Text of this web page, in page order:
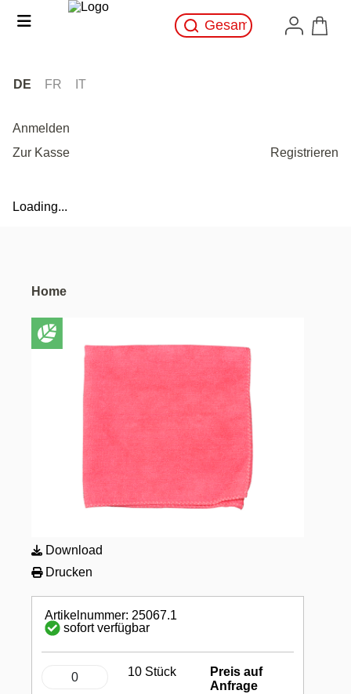
DE FR IT
Anmelden
Zur Kasse
Registrieren
Loading...
Home
Download
Drucken
Artikelnummer: 25067.1
sofort verfügbar
10 Stück
Preis auf
Anfrage